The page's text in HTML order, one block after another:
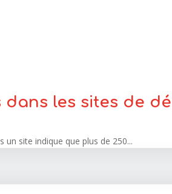
les sites de
site indique que plus de 250...